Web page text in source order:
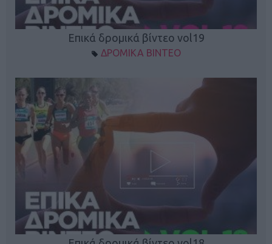
Επικά δρομικά βίντεο vol19
ΔΡΟΜΙΚΑ ΒΙΝΤΕΟ